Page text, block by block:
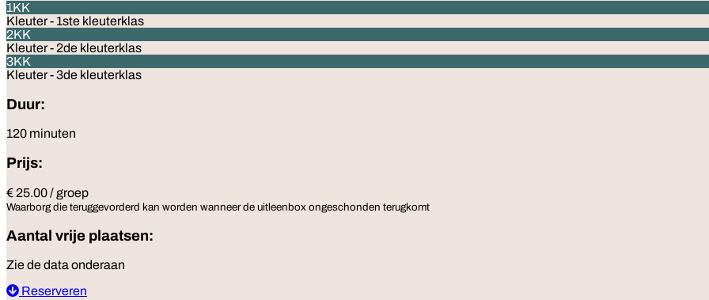
1KK
Kleuter - 1ste kleuterklas
2KK
Kleuter - 2de kleuterklas
3KK
Kleuter - 3de kleuterklas
Duur:
120 minuten
Prijs:
€ 25.00 / groep
Waarborg die teruggevorderd kan worden wanneer de uitleenbox ongeschonden terugkomt
Aantal vrije plaatsen:
Zie de data onderaan
Reserveren